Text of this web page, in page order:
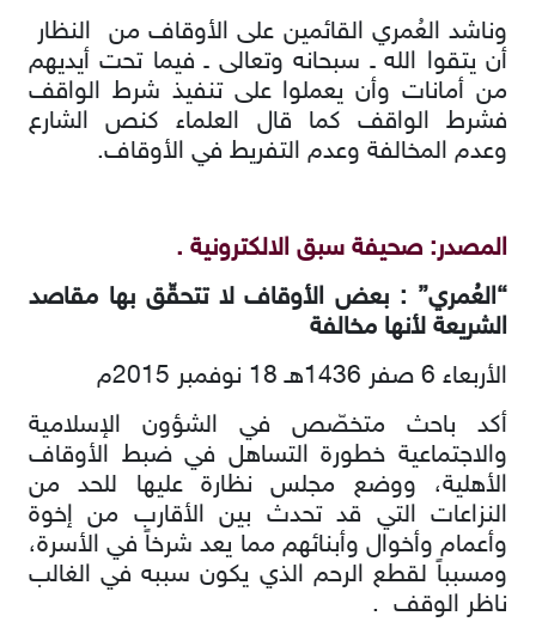
وناشد العُمري القائمين على الأوقاف من النظار
أن يتقوا الله ـ سبحانه وتعالى ـ فيما تحت أيديهم
من أمانات وأن يعملوا على تنفيذ شرط الواقف
فشرط الواقف كما قال العلماء كنص الشارع
وعدم المخالفة وعدم التفريط في الأوقاف.
المصدر: صحيفة سبق الالكترونية .
“العُمري” : بعض الأوقاف لا تتحقّق بها مقاصد
الشريعة لأنها مخالفة
الأربعاء 6 صفر 1436هـ 18 نوفمبر 2015م
أكد باحث متخصّص في الشؤون الإسلامية
والاجتماعية خطورة التساهل في ضبط الأوقاف
الأهلية، ووضع مجلس نظارة عليها للحد من
النزاعات التي قد تحدث بين الأقارب من إخوة
وأعمام وأخوال وأبنائهم مما يعد شرخاً في الأسرة،
ومسبباً لقطع الرحم الذي يكون سببه في الغالب
ناظر الوقف .